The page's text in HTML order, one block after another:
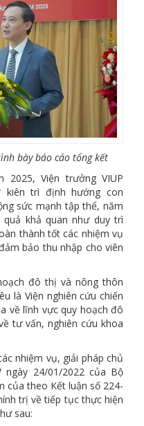
bày báo cáo tổng kết
Viện trưởng VIUP
kiên trì định hướng con
sức mạnh tập thể, năm
khả quan như duy trì
thành tốt các nhiệm vụ
bảo thu nhập cho viên
đô thị và nông thôn
là Viện nghiên cứu chiến
về lĩnh vực quy hoạch đô
tư vấn, nghiên cứu khoa
nhiệm vụ, giải pháp chủ
24/01/2022 của Bộ
của theo Kết luận số 224-
trị về tiếp tục thực hiện
sau: